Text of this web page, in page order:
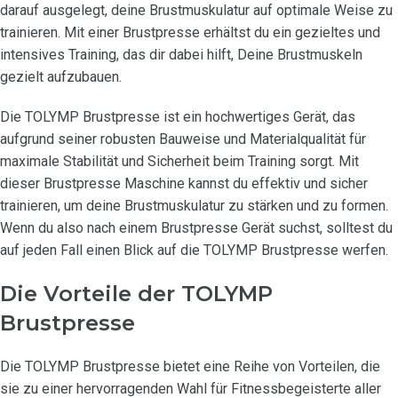
darauf ausgelegt, deine Brustmuskulatur auf optimale Weise zu
trainieren. Mit einer Brustpresse erhältst du ein gezieltes und
intensives Training, das dir dabei hilft, Deine Brustmuskeln
gezielt aufzubauen.
Die TOLYMP Brustpresse ist ein hochwertiges Gerät, das
aufgrund seiner robusten Bauweise und Materialqualität für
maximale Stabilität und Sicherheit beim Training sorgt. Mit
dieser Brustpresse Maschine kannst du effektiv und sicher
trainieren, um deine Brustmuskulatur zu stärken und zu formen.
Wenn du also nach einem Brustpresse Gerät suchst, solltest du
auf jeden Fall einen Blick auf die TOLYMP Brustpresse werfen.
Die Vorteile der TOLYMP
Brustpresse
Die TOLYMP Brustpresse bietet eine Reihe von Vorteilen, die
sie zu einer hervorragenden Wahl für Fitnessbegeisterte aller